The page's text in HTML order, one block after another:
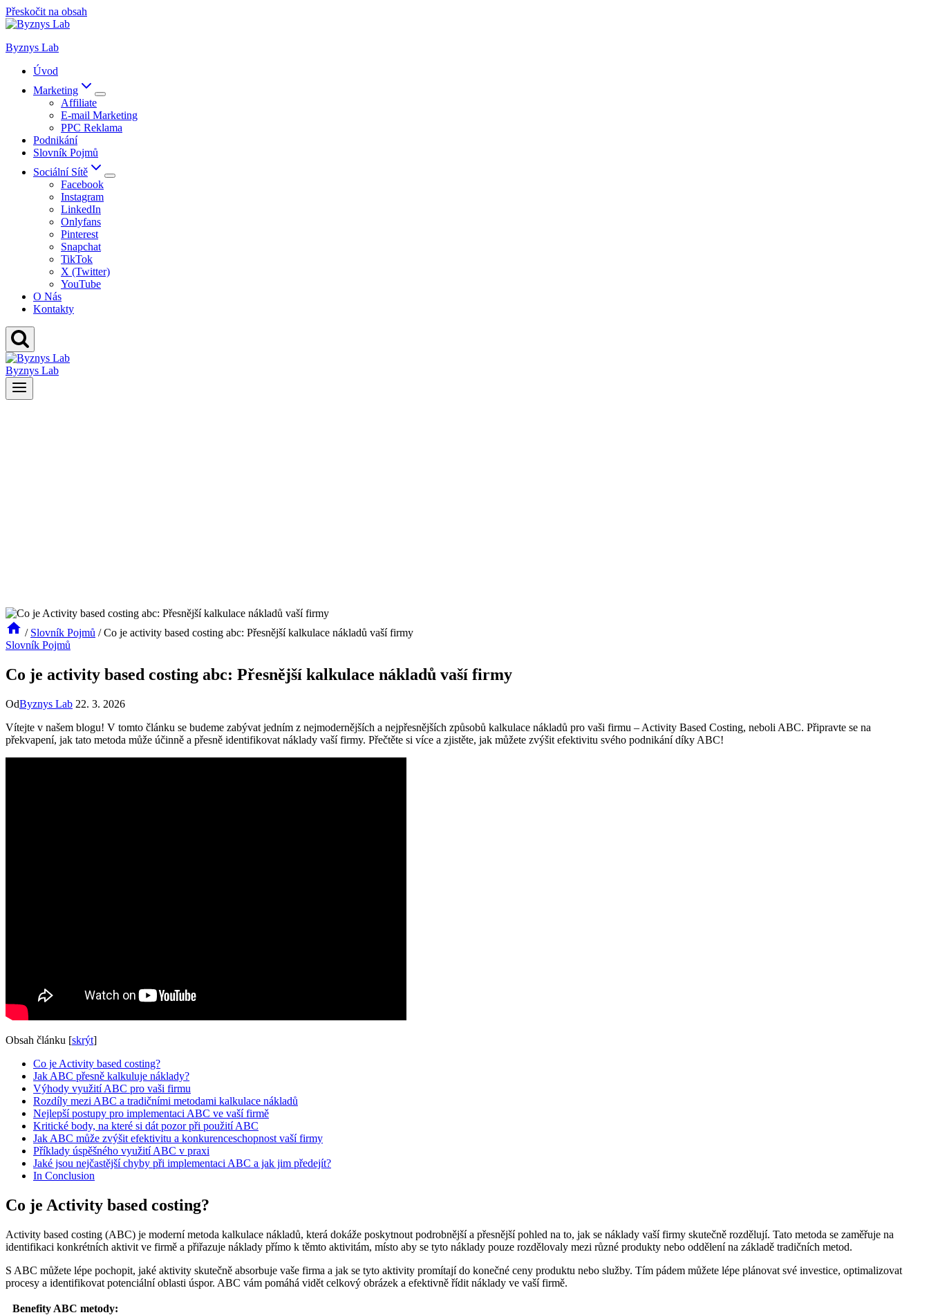
Přeskočit na obsah
Byznys Lab
Úvod
Marketing
Affiliate
E-mail Marketing
PPC Reklama
Podnikání
Slovník Pojmů
Sociální Sítě
Facebook
Instagram
LinkedIn
Onlyfans
Pinterest
Snapchat
TikTok
X (Twitter)
YouTube
O Nás
Kontakty
Byznys Lab
/ Slovník Pojmů / Co je activity based costing abc: Přesnější kalkulace nákladů vaší firmy
Slovník Pojmů
Co je activity based costing abc: Přesnější kalkulace nákladů vaší firmy
OdByznys Lab 22. 3. 2026
Vítejte v našem blogu! V tomto článku se budeme zabývat jedním z nejmodernějších a nejpřesnějších způsobů kalkulace nákladů pro vaši firmu – Activity Based Costing, neboli ABC. Připravte se na
překvapení, jak tato metoda může účinně a přesně identifikovat náklady vaší firmy. Přečtěte si více a zjistěte, jak můžete zvýšit efektivitu svého podnikání díky ABC!
Obsah článku [skrýt]
Co je Activity based costing?
Jak ABC přesně kalkuluje náklady?
Výhody využití ABC pro vaši firmu
Rozdíly mezi ABC a tradičními metodami kalkulace nákladů
Nejlepší postupy pro implementaci ABC ve vaší firmě
Kritické body, na které si dát pozor při použití ABC
Jak ABC může zvýšit efektivitu a konkurenceschopnost vaší firmy
Příklady úspěšného využití ABC v praxi
Jaké jsou nejčastější chyby při implementaci ABC a jak jim předejít?
In Conclusion
Co je Activity based costing?
Activity based costing (ABC) je moderní metoda kalkulace nákladů, která dokáže poskytnout podrobnější a přesnější pohled na to, jak se náklady vaší firmy skutečně rozdělují. Tato metoda se zaměřuje na
identifikaci konkrétních aktivit ve firmě a přiřazuje náklady přímo k těmto aktivitám, místo aby se tyto náklady pouze rozdělovaly mezi různé produkty nebo oddělení na základě tradičních metod.
S ABC můžete lépe pochopit, jaké aktivity skutečně absorbuje vaše firma a jak se tyto aktivity promítají do konečné ceny produktu nebo služby. Tím pádem můžete lépe plánovat své investice, optimalizovat
procesy a identifikovat potenciální oblasti úspor. ABC vám pomáhá vidět celkový obrázek a efektivně řídit náklady ve vaší firmě.
Benefity ABC metody: